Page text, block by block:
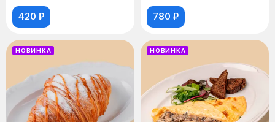
420 ₽ 780 ₽
НОВИНКА НОВИНКА